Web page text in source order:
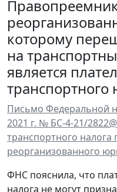
которому
на
является
транспортного
Письмо Федеральной
2021 г. № БС-4-21/
транспортного
реорганизованного
ФНС пояснила, что
налога не могут